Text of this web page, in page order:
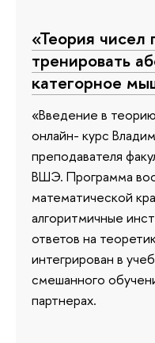
«Теория чисел
тренировать
категорное
«Введение в
онлайн- курс
преподавателя
ВШЭ. Программа
математической
алгоритмичные
ответов на
интегрирован в
смешанного
партнерах.